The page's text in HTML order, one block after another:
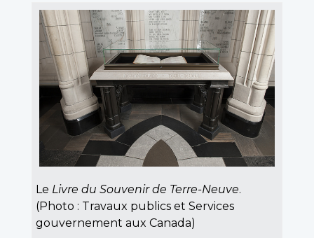
Le Livre du Souvenir de Terre-Neuve.
(Photo : Travaux publics et Services
gouvernement aux Canada)